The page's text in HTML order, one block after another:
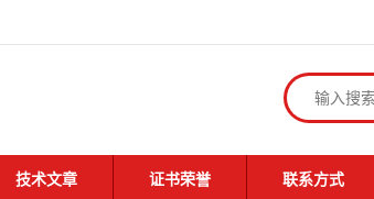
技术文章 证书荣誉 联系方式